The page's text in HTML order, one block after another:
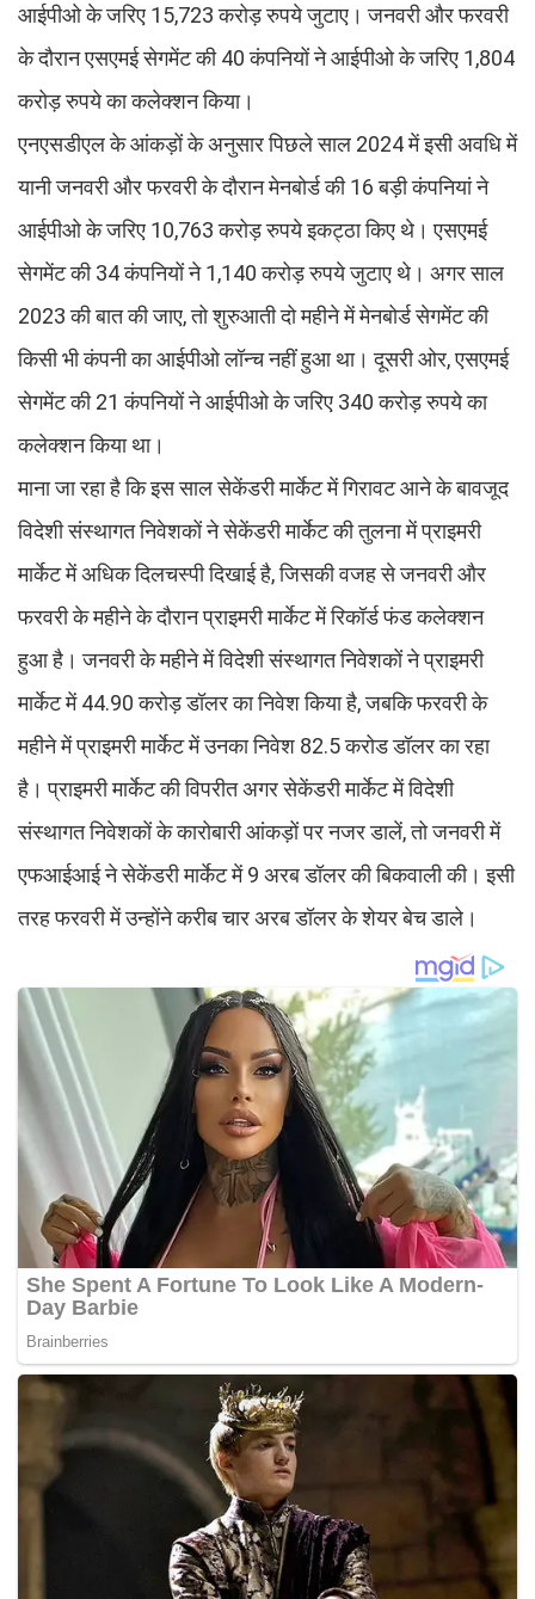
आईपीओ के जरिए 15,723 करोड़ रुपये जुटाए। जनवरी और फरवरी
के दौरान एसएमई सेगमेंट की 40 कंपनियों ने आईपीओ के जरिए 1,804
करोड़ रुपये का कलेक्शन किया।
एनएसडीएल के आंकड़ों के अनुसार पिछले साल 2024 में इसी अवधि में
यानी जनवरी और फरवरी के दौरान मेनबोर्ड की 16 बड़ी कंपनियां ने
आईपीओ के जरिए 10,763 करोड़ रुपये इकट्ठा किए थे। एसएमई
सेगमेंट की 34 कंपनियों ने 1,140 करोड़ रुपये जुटाए थे। अगर साल
2023 की बात की जाए, तो शुरुआती दो महीने में मेनबोर्ड सेगमेंट की
किसी भी कंपनी का आईपीओ लॉन्च नहीं हुआ था। दूसरी ओर, एसएमई
सेगमेंट की 21 कंपनियों ने आईपीओ के जरिए 340 करोड़ रुपये का
कलेक्शन किया था।
माना जा रहा है कि इस साल सेकेंडरी मार्केट में गिरावट आने के बावजूद
विदेशी संस्थागत निवेशकों ने सेकेंडरी मार्केट की तुलना में प्राइमरी
मार्केट में अधिक दिलचस्पी दिखाई है, जिसकी वजह से जनवरी और
फरवरी के महीने के दौरान प्राइमरी मार्केट में रिकॉर्ड फंड कलेक्शन
हुआ है। जनवरी के महीने में विदेशी संस्थागत निवेशकों ने प्राइमरी
मार्केट में 44.90 करोड़ डॉलर का निवेश किया है, जबकि फरवरी के
महीने में प्राइमरी मार्केट में उनका निवेश 82.5 करोड डॉलर का रहा
है। प्राइमरी मार्केट की विपरीत अगर सेकेंडरी मार्केट में विदेशी
संस्थागत निवेशकों के कारोबारी आंकड़ों पर नजर डालें, तो जनवरी में
एफआईआई ने सेकेंडरी मार्केट में 9 अरब डॉलर की बिकवाली की। इसी
तरह फरवरी में उन्होंने करीब चार अरब डॉलर के शेयर बेच डाले।